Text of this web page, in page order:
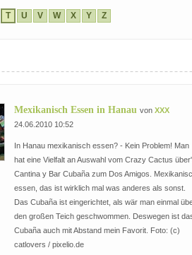
T U V W X Y Z
Mexikanisch Essen in Hanau von XXX
24.06.2010 10:52
In Hanau mexikanisch essen? - Kein Problem! Man
hat eine Vielfalt an Auswahl vom Crazy Cactus
Cantina y Bar Cubaña zum Dos Amigos.
essen, das ist wirklich mal was anderes als sonst.
Das Cubaña ist eingerichtet, als wär man einmal
den großen Teich geschwommen. Deswegen ist
Cubaña auch mit Abstand mein Favorit. Foto: (c)
catlovers / pixelio.de